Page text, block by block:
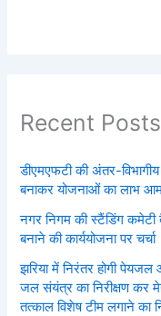
Recent Posts
डीएमएफटी की अंतर-
बनाकर योजनाओं का लाभ
नगर निगम की स्टैंडिंग कमेटी
बनाने की कार्ययोजना पर चर्चा
झरिया में निरंतर होगी पेयजल
जल संयंत्र का निरीक्षण कर
तत्काल विशेष टीम लगाने का